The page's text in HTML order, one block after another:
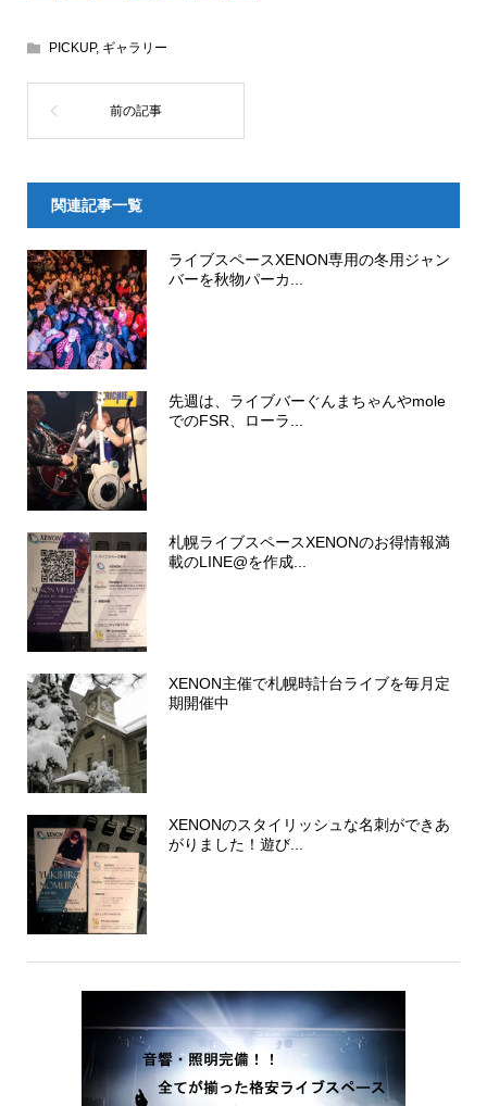
PICKUP, ギャラリー
関連記事一覧
ライブスペースXENON専用の冬用ジャン
バーを秋物パーカ...
先週は、ライブバーぐんまちゃんやmole
でのFSR、ローラ...
札幌ライブスペースXENONのお得情報満
載のLINE@を作成...
XENON主催で札幌時計台ライブを毎月定
期開催中
XENONのスタイリッシュな名刺ができあ
がりました！遊び...